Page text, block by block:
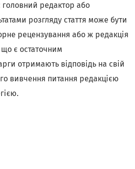
редактор або
розгляду стаття може бути
рецензування або ж редакція
що є остаточним
отримають відповідь на свій
вивчення питання редакцією